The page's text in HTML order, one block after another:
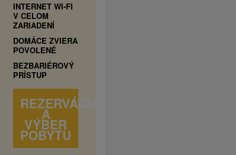
INTERNET WI-FI
V CELOM
ZARIADENÍ
DOMÁCE ZVIERA
POVOLENÉ
BEZBARIÉROVÝ
PRÍSTUP
REZERVÁCIA
A
VÝBER
POBYTU